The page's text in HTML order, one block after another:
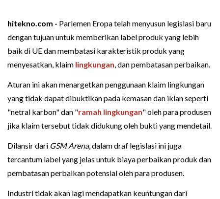
hitekno.com - Parlemen Eropa telah menyusun legislasi baru
dengan tujuan untuk memberikan label produk yang lebih
baik di UE dan membatasi karakteristik produk yang
menyesatkan, klaim lingkungan, dan pembatasan perbaikan.
Aturan ini akan menargetkan penggunaan klaim lingkungan
yang tidak dapat dibuktikan pada kemasan dan iklan seperti
"netral karbon" dan "ramah lingkungan" oleh para produsen
jika klaim tersebut tidak didukung oleh bukti yang mendetail.
Dilansir dari GSM Arena, dalam draf legislasi ini juga
tercantum label yang jelas untuk biaya perbaikan produk dan
pembatasan perbaikan potensial oleh para produsen.
Industri tidak akan lagi mendapatkan keuntungan dari